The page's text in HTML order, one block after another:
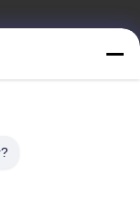
Yingbin Ave,